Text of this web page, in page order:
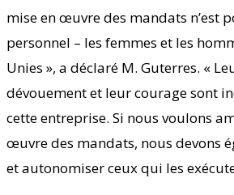
mise en œuvre des mandats n’est
personnel – les femmes et les
Unies », a déclaré M. Guterres. «
dévouement et leur courage sont
cette entreprise. Si nous voulons
œuvre des mandats, nous devons
et autonomiser ceux qui les